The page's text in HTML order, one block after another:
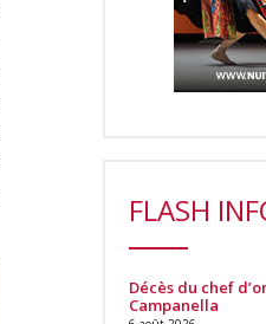
FLASH
Décès du chef
Campanella